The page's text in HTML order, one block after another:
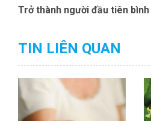
Trở thành người đầu tiên
TIN LIÊN QUAN